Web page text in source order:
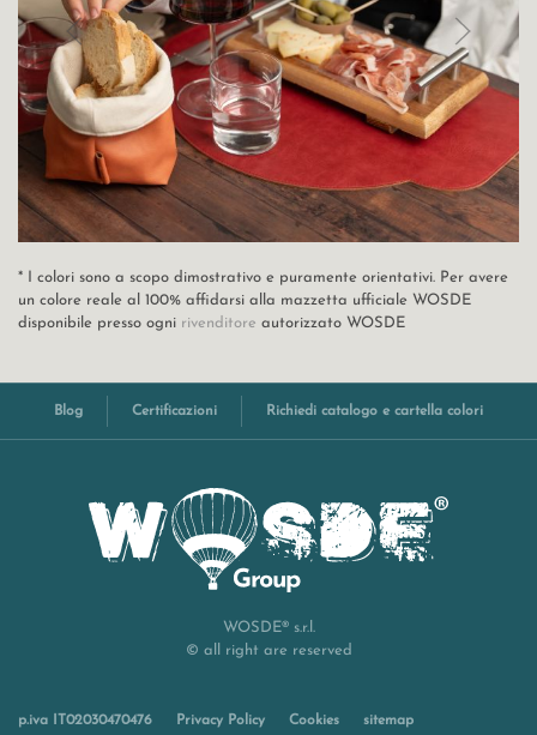
* I colori sono a scopo dimostrativo e puramente orientativi. Per avere
un colore reale al 100% affidarsi alla mazzetta ufficiale WOSDE
disponibile presso ogni rivenditore autorizzato WOSDE
Blog Certificazioni Richiedi catalogo e cartella colori
WOSDE® s.r.l.
© all right are reserved
p.iva IT02030470476 Privacy Policy Cookies sitemap